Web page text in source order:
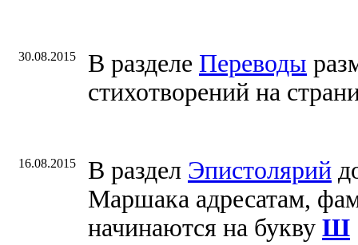
30.08.2015 В разделе Переводы
стихотворений на
16.08.2015 В раздел Эпистолярий
Маршака адресатам,
начинаются на букву Ш